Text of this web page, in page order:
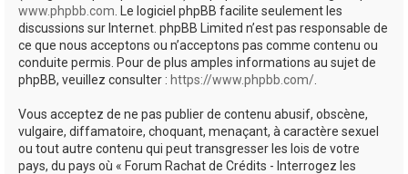
www.phpbb.com . Le logiciel phpBB facilite seulement les
discussions sur Internet. phpBB Limited n’est pas responsable de
ce que nous acceptons ou n’acceptons pas comme contenu ou
conduite permis. Pour de plus amples informations au sujet de
phpBB, veuillez consulter : https://www.phpbb.com/
Vous acceptez de ne pas publier de contenu abusif, obscène,
vulgaire, diffamatoire, choquant, menaçant, à caractère sexuel
ou tout autre contenu qui peut transgresser les lois de votre
pays, du pays où « Forum Rachat de Crédits - Interrogez les